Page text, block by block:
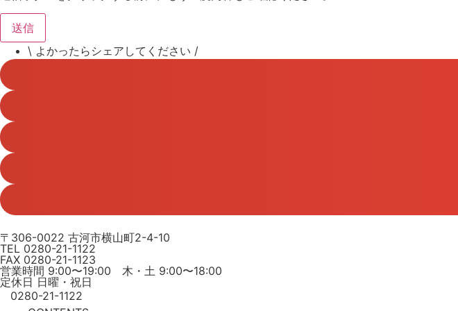
送信
\ よかったらシェアしてください /
〒306-0022 古河市横山町2-4-10
TEL 0280-21-1122
FAX 0280-21-1123
営業時間 9:00〜19:00 木・土 9:00〜18:00
定休日 日曜・祝日
0280-21-1122